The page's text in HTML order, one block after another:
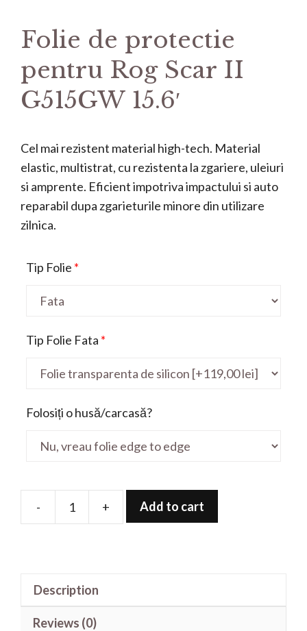
Folie de protectie
pentru Rog Scar II
G515GW 15.6′
Cel mai rezistent material high-tech. Material
elastic, multistrat, cu rezistenta la zgariere, uleiuri
si amprente. Eficient impotriva impactului si auto
reparabil dupa zgarieturile minore din utilizare
zilnica.
Tip Folie *
Tip Folie Fata *
Folosiți o husă/carcasă?
-
Folie
+ Add to cart
Description
Reviews (0)